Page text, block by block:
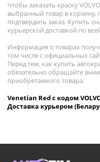
Чтобы заказать краску
выбранный товар в корзину,
подтвердить заказ. Купить
курьерской доставкой по
Информация о товарах
том числе с официальных
Перед тем, как купить
обязательно обращайте
приобретаемого товара.
Venetian Red с кодом
Доставка курьером